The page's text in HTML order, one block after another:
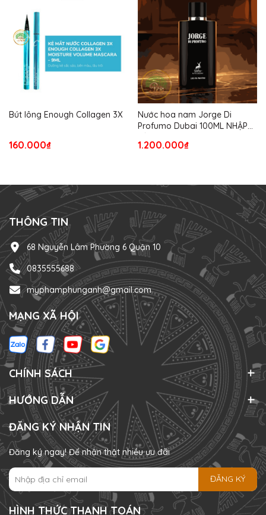
Bút lông Enough Collagen 3X
160.000₫
Nước hoa nam Jorge Di
Profumo Dubai 100ML NHẬP
1.200.000₫
THÔNG TIN
68 Nguyễn Lâm Phường 6 Quận 10
0835555688
myphamphunganh@gmail.com
MẠNG XÃ HỘI
CHÍNH SÁCH
HƯỚNG DẪN
ĐĂNG KÝ NHẬN TIN
Đăng ký ngay! Để nhận thật nhiều ưu đãi
ĐĂNG KÝ
HÌNH THỨC THANH TOÁN